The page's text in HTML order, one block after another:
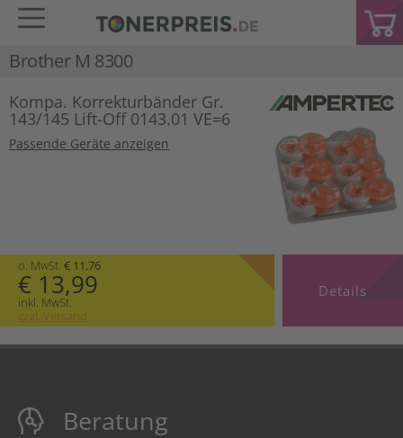
Brother M 8300
Kompa. Korrekturbänder Gr.
143/145 Lift-Off 0143.01 VE=6
Passende Geräte anzeigen
o. MwSt. € 11,76
€ 13,99
inkl. MwSt.
zzgl. Versand
Details
Beratung